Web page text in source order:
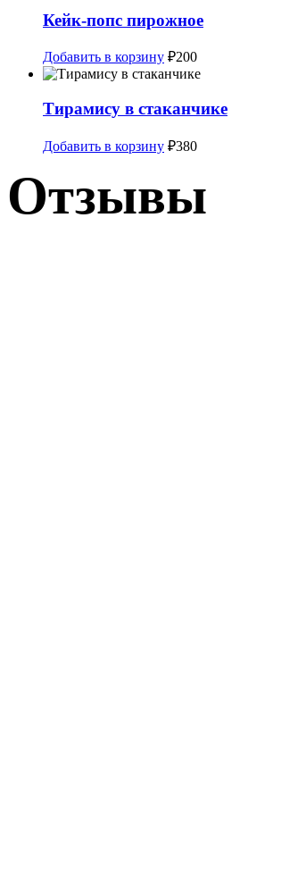
Кейк-попс пирожное
Добавить в корзину ₽200
Тирамису в стаканчике
Добавить в корзину ₽380
Отзывы